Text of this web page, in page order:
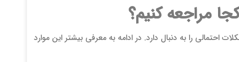
مراجعه کنیم؟
را به دنبال دارد. در ادامه به معرفی بیشتر این موارد